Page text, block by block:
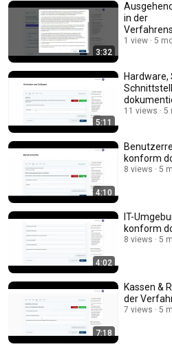
3:32
in der
1 view 5
5:11
11 views 5
4:10
konform
8 views 5
4:02
IT-
konform
8 views 5
7:18
Kassen &
der
7 views 5